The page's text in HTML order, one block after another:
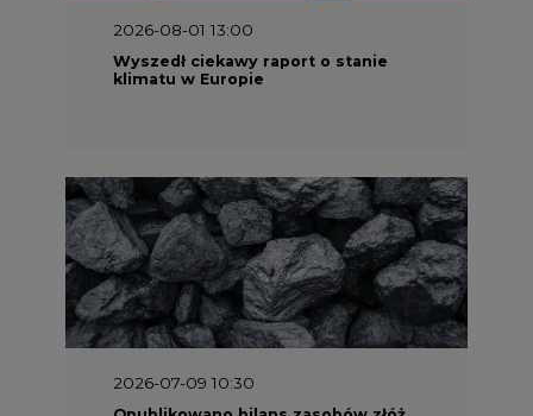
2026-07-09 10:30
Opublikowano bilans zasobów złóż
kopalin w Polsce według stanu na 31
grudnia 2025 r.
2026-06-08 07:00